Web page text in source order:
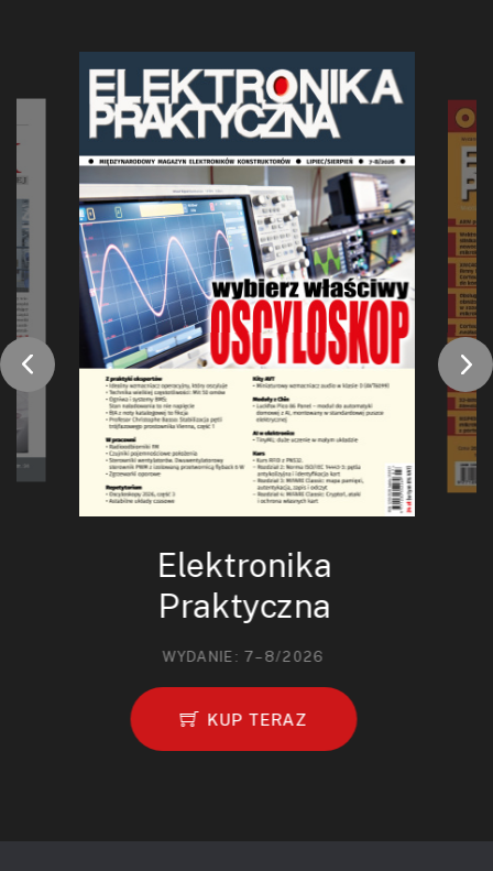
Elektronika
Praktyczna
WYDANIE: 7–8/2026
KUP TERAZ